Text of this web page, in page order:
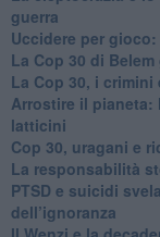
guerra
​Uccidere per
​La Cop 30 di
La Cop 30, i
Arrostire il pianeta:
latticini
​Cop 30, uragani e
La responsabilità
PTSD e suicidi
dell’ignoranza